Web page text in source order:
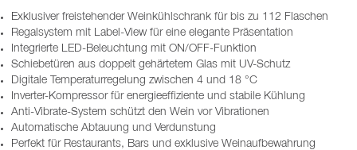
Exklusiver freistehender Weinkühlschrank für bis zu 112 Flaschen
Regalsystem mit Label-View für eine elegante Präsentation
Integrierte LED-Beleuchtung mit ON/OFF-Funktion
Schiebetüren aus doppelt gehärtetem Glas mit UV-Schutz
Digitale Temperaturregelung zwischen 4 und 18 °C
Inverter-Kompressor für energieeffiziente und stabile Kühlung
Anti-Vibrate-System schützt den Wein vor Vibrationen
Automatische Abtauung und Verdunstung
Perfekt für Restaurants, Bars und exklusive Weinaufbewahrung